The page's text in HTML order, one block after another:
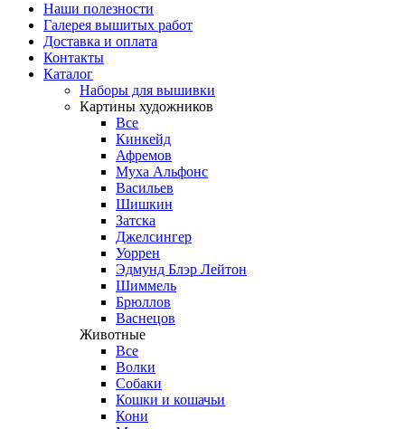
Наши полезности
Галерея вышитых работ
Доставка и оплата
Контакты
Каталог
Наборы для вышивки
Картины художников
Все
Кинкейд
Афремов
Муха Альфонс
Васильев
Шишкин
Затска
Джелсингер
Уоррен
Эдмунд Блэр Лейтон
Шиммель
Брюллов
Васнецов
Животные
Все
Волки
Собаки
Кошки и кошачьи
Кони